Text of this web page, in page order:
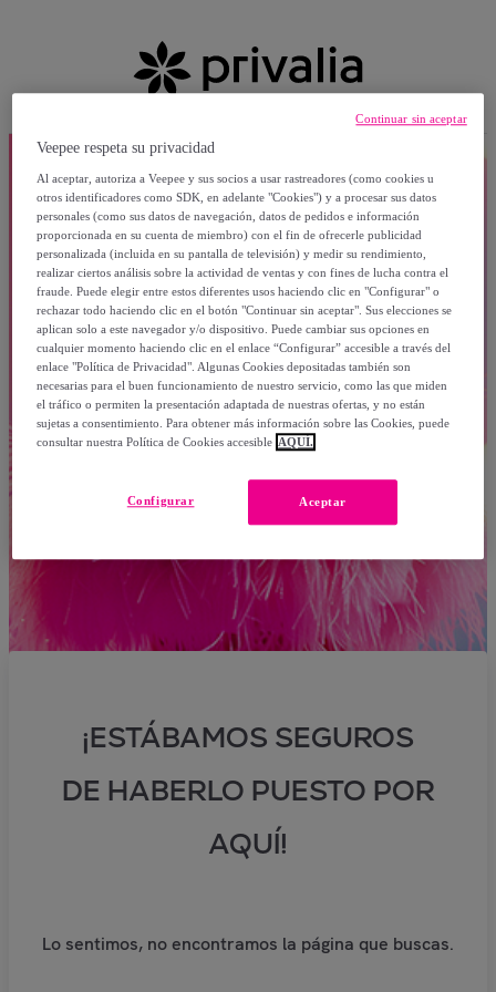
¡ESTÁBAMOS SEGUROS
DE HABERLO PUESTO POR
AQUÍ!
Lo sentimos, no encontramos la página que buscas.
Veepee respeta su privacidad
Al aceptar, autoriza a Veepee y sus socios a usar rastreadores (como cookies u
otros identificadores como SDK, en adelante "Cookies") y a procesar sus datos
personales (como sus datos de navegación, datos de pedidos e información
proporcionada en su cuenta de miembro) con el fin de ofrecerle publicidad
personalizada (incluida en su pantalla de televisión) y medir su rendimiento,
realizar ciertos análisis sobre la actividad de ventas y con fines de lucha contra el
fraude. Puede elegir entre estos diferentes usos haciendo clic en "Configurar" o
rechazar todo haciendo clic en el botón "Continuar sin aceptar". Sus elecciones se
aplican solo a este navegador y/o dispositivo. Puede cambiar sus opciones en
cualquier momento haciendo clic en el enlace “Configurar” accesible a través del
enlace "Política de Privacidad". Algunas Cookies depositadas también son
necesarias para el buen funcionamiento de nuestro servicio, como las que miden
el tráfico o permiten la presentación adaptada de nuestras ofertas, y no están
sujetas a consentimiento. Para obtener más información sobre las Cookies, puede
consultar nuestra Política de Cookies accesible AQUÍ.
Aceptar
Configurar
Continuar sin aceptar